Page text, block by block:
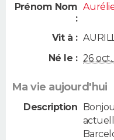
Prénom Nom
:
Vit à :
Né le : 26 oct.
Ma vie aujourd'hui
Description